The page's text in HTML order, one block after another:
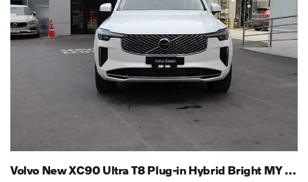
Volvo New XC90 Ultra T8 Plug-in Hybrid Bright MY 25